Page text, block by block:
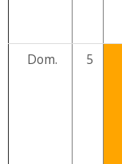
Dom. 5